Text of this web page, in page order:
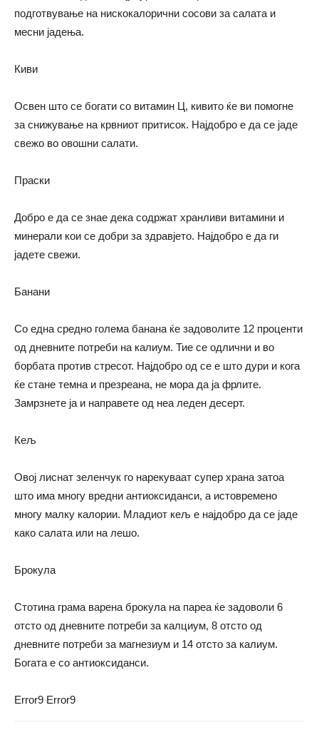
подготвување на нискокалорични сосови за салата и
месни јадења.
Киви
Освен што се богати со витамин Ц, кивито ќе ви помогне
за снижување на крвниот притисок. Најдобро е да се јаде
свежо во овошни салати.
Праски
Добро е да се знае дека содржат хранливи витамини и
минерали кои се добри за здравјето. Најдобро е да ги
јадете свежи.
Банани
Со една средно голема банана ќе задоволите 12 проценти
од дневните потреби на калиум. Тие се одлични и во
борбата против стресот. Најдобро од се е што дури и кога
ќе стане темна и презреана, не мора да ја фрлите.
Замрзнете ја и направете од неа леден десерт.
Кељ
Овој лиснат зеленчук го нарекуваат супер храна затоа
што има многу вредни антиоксиданси, а истовремено
многу малку калории. Младиот кељ е најдобро да се јаде
како салата или на лешо.
Брокула
Стотина грама варена брокула на пареа ќе задоволи 6
отсто од дневните потреби за калциум, 8 отсто од
дневните потреби за магнезиум и 14 отсто за калиум.
Богата е со антиоксиданси.
Error9 Error9